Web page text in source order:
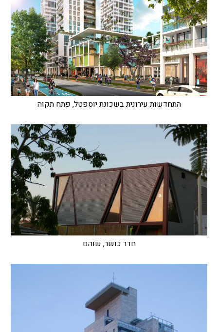
התחדשות עירונית בשכונת יוספטל, פתח תקוה
חדר כושר, שוהם